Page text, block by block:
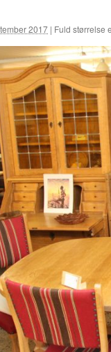
2017 | Fuld størrelse